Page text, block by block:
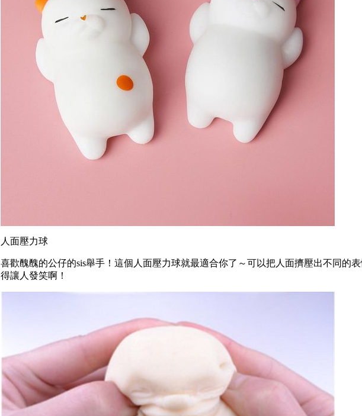
人面壓力球
喜歡醜醜的公仔的sis舉手！這個人面壓力球就最適合你了～可以把人面擠壓出不同的
得讓人發笑啊！